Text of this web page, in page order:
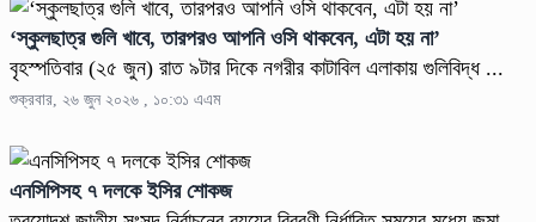
‘স্কুলছাত্র গুলি খাবে, তারপরও আপনি ওসি থাকবেন, এটা হয় না’
বৃহস্পতিবার (২৫ জুন) রাত ৯টার দিকে নগরীর কাটাবিল এলাকায় গুলিবিদ্ধ ...
শুক্রবার, ২৬ জুন ২০২৬ , ১০:৩১ এএম
এনসিপিসহ ৭ দলকে ইসির শোকজ